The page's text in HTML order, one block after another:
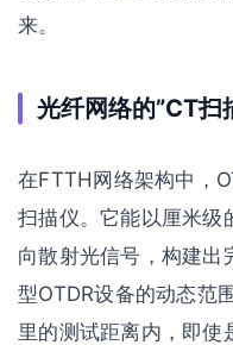
来。
光纤网络的”CT扫
在FTTH网络架构中，
扫描仪。它能以厘米级
向散射光信号，构建出
型OTDR设备的动态范
里的测试距离内，即使